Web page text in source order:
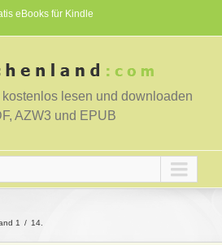
eBooks für Kindle
lesen und downloaden
AZW3 und EPUB
1 14.